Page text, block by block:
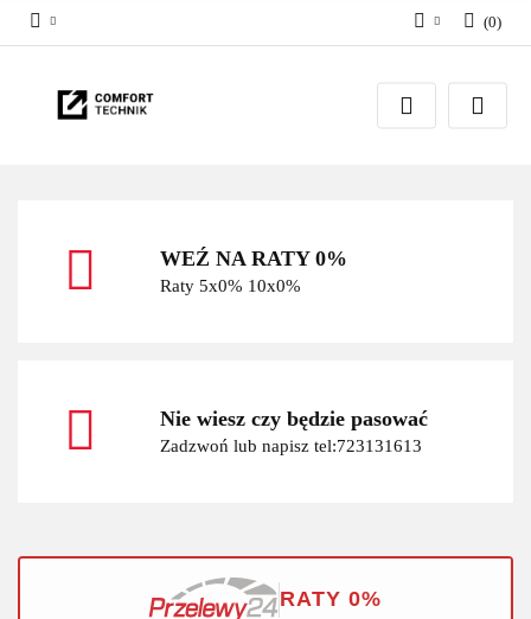
Zaloguj się
Zarejestruj się
(0)
WEŹ NA RATY 0%
Raty 5x0% 10x0%
Nie wiesz czy będzie pasować
Zadzwoń lub napisz tel:723131613
RATY 0%